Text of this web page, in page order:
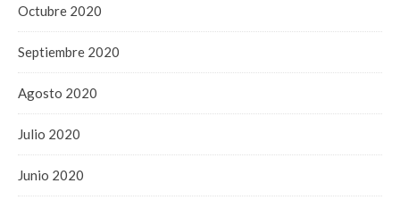
Octubre 2020
Septiembre 2020
Agosto 2020
Julio 2020
Junio 2020